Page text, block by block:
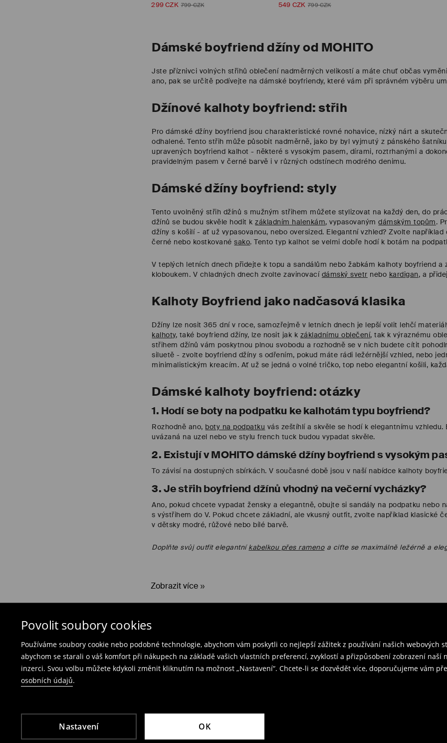
Povolit soubory cookies
Používáme soubory cookie nebo podobné technologie, abychom vám poskytli co nejlepší zážitek z používání našich webových
abychom se starali o váš komfort při nákupech na základě vašich vlastních preferencí, zvyklostí a přizpůsobení zobrazení
inzerci. Svou volbu můžete kdykoli změnit kliknutím na možnost „Nastavení“. Chcete-li se dozvědět více, doporučujeme vám
osobních údajů.
Nastavení OK
299 CZK 799 CZK 549 CZK 799 CZK
Dámské boyfriend džíny od MOHITO
Jste příznivci volných střihů oblečení nadměrných velikostí a máte chuť občas
ano, pak se určitě podívejte na dámské boyfriendy, které vám při správném výběru
Džínové kalhoty boyfriend: střih
Pro dámské džíny boyfriend jsou charakteristické rovné nohavice, nízký nárt a
odhalené. Tento střih může působit nadměrně, jako by byl vyjmutý z pánského
upravených boyfriend kalhot - některé s vysokým pasem, dírami, roztrhanými a
pravidelným pasem v černé barvě i v různých odstínech modrého denimu.
Dámské džíny boyfriend: styly
Tento uvolněný střih džínů s mužným střihem můžete stylizovat na každý den, do
džínů se budou skvěle hodit kzákladním halenkám, vypasovanýmdámským topům.
džíny s košilí - ať už vypasovanou, nebo oversized. Elegantní vzhled? Zvolte
černé nebo kostkovanésako. Tento typ kalhot se velmi dobře hodí k botám na
V teplých letních dnech přidejte k topu a sandálům nebo žabkám kalhoty boyfriend
kloboukem. V chladných dnech zvolte zavinovací dámský svetr nebo kardigan, a
Kalhoty Boyfriend jako nadčasová klasika
Džíny lze nosit 365 dní v roce, samozřejmě v letních dnech je lepší volit lehčí
kalhoty, také boyfriend džíny, lze nosit jak k základnímu oblečení, tak k výraznému
střihem džínů vám poskytnou plnou svobodu a rozhodně se v nich budete cítit
siluetě - zvolte boyfriend džíny s odřením, pokud máte rádi ležérnější vzhled, nebo
minimalistickým kreacím. Ať už se jedná o volné tričko, top nebo elegantní košili,
Dámské kalhoty boyfriend: otázky
1. Hodí se boty na podpatku ke kalhotám typu boyfriend?
Rozhodně ano, boty na podpatku vás zeštíhlí a skvěle se hodí k elegantnímu
uvázaná na uzel nebo ve stylu french tuck budou vypadat skvěle.
2. Existují v MOHITO dámské džíny boyfriend s vysokým
To závisí na dostupných sbírkách. V současné době jsou v naší nabídce kalhoty
3. Je střih boyfriend džínů vhodný na večerní vycházky?
Ano, pokud chcete vypadat žensky a elegantně, obujte si sandály na podpatku nebo
s výstřihem do V. Pokud chcete základní, ale vkusný outfit, zvolte například klasické
v dětsky modré, růžové nebo bílé barvě.
Doplňte svůj outfit elegantníkabelkou přes ramenoa ciťte se maximálně ležérně a
Zobrazit více
Pomoc a kontakt Social media